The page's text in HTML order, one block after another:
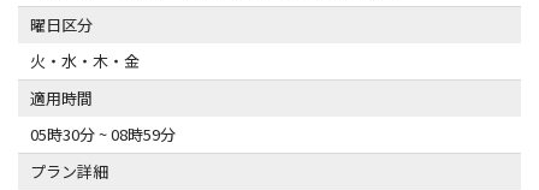
曜日区分
火・水・木・金
適用時間
05時30分 ~ 08時59分
プラン詳細